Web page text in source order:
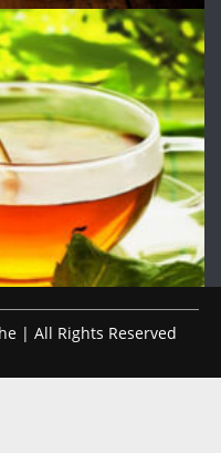
| All Rights Reserved